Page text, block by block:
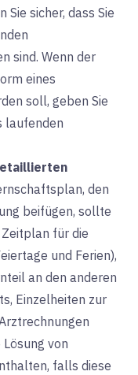
Sie sicher, dass Sie
sind. Wenn der
eines
soll, geben Sie
laufenden
den
beifügen, sollte
für die
und Ferien),
an den anderen
Einzelheiten zur
von
falls diese